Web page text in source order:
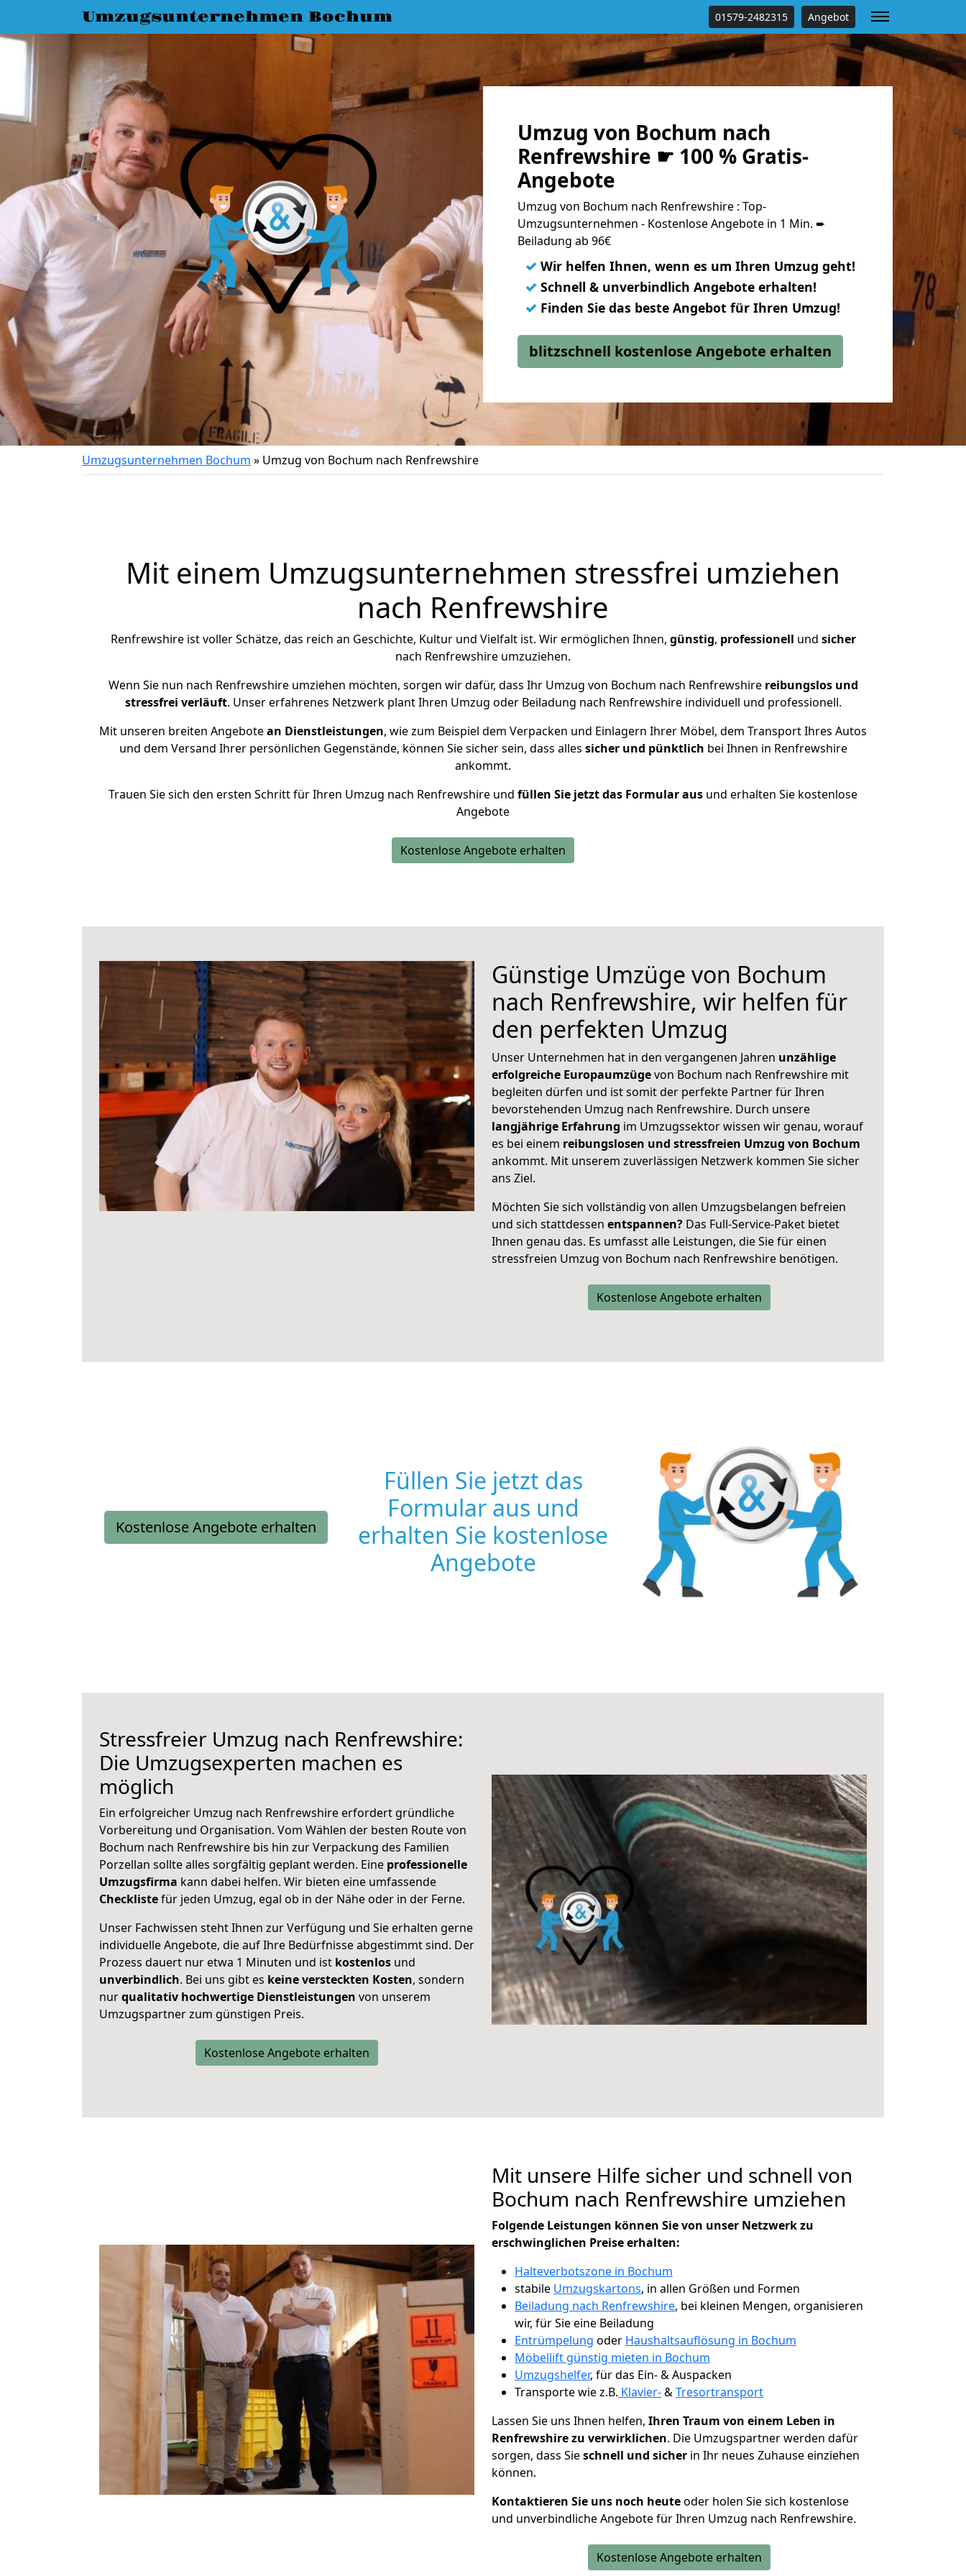
Umzugsunternehmen Bochum 01579-2482315 Angebot
Umzug von Bochum nach
Renfrewshire ☛ 100 % Gratis-
Angebote
Umzug von Bochum nach Renfrewshire : Top-
Umzugsunternehmen - Kostenlose Angebote in 1 Min. ➨
Beiladung ab 96€
✓ Wir helfen Ihnen, wenn es um Ihren Umzug geht!
✓ Schnell & unverbindlich Angebote erhalten!
✓ Finden Sie das beste Angebot für Ihren Umzug!
blitzschnell kostenlose Angebote erhalten
Umzugsunternehmen Bochum » Umzug von Bochum nach Renfrewshire
Mit einem Umzugsunternehmen stressfrei umziehen
nach Renfrewshire
Renfrewshire ist voller Schätze, das reich an Geschichte, Kultur und Vielfalt ist. Wir ermöglichen Ihnen, günstig, professionell und sicher
nach Renfrewshire umzuziehen.
Wenn Sie nun nach Renfrewshire umziehen möchten, sorgen wir dafür, dass Ihr Umzug von Bochum nach Renfrewshire reibungslos und
stressfrei verläuft. Unser erfahrenes Netzwerk plant Ihren Umzug oder Beiladung nach Renfrewshire individuell und professionell.
Mit unseren breiten Angebotean Dienstleistungen, wie zum Beispiel dem Verpacken und Einlagern Ihrer Möbel, dem Transport Ihres Autos
und dem Versand Ihrer persönlichen Gegenstände, können Sie sicher sein, dass alles sicher und pünktlich bei Ihnen in Renfrewshire
ankommt.
Trauen Sie sich den ersten Schritt für Ihren Umzug nach Renfrewshire und füllen Sie jetzt das Formular aus und erhalten Sie kostenlose
Angebote
Kostenlose Angebote erhalten
Günstige Umzüge von Bochum
nach Renfrewshire, wir helfen für
den perfekten Umzug
Unser Unternehmen hat in den vergangenen Jahren unzählige
erfolgreiche Europaumzügevon Bochum nach Renfrewshire mit
begleiten dürfen und ist somit der perfekte Partner für Ihren
bevorstehenden Umzug nach Renfrewshire. Durch unsere
langjährige Erfahrung im Umzugssektor wissen wir genau, worauf
es bei einem reibungslosen und stressfreien Umzug von Bochum
ankommt. Mit unserem zuverlässigen Netzwerk kommen Sie sicher
ans Ziel.
Möchten Sie sich vollständig von allen Umzugsbelangen befreien
und sich stattdessen entspannen? Das Full-Service-Paket bietet
Ihnen genau das. Es umfasst alle Leistungen, die Sie für einen
stressfreien Umzug von Bochum nach Renfrewshire benötigen.
Kostenlose Angebote erhalten
Kostenlose Angebote erhalten
Füllen Sie jetzt das
Formular aus und
erhalten Sie kostenlose
Angebote
Stressfreier Umzug nach Renfrewshire:
Die Umzugsexperten machen es
möglich
Ein erfolgreicher Umzug nach Renfrewshire erfordert gründliche
Vorbereitung und Organisation. Vom Wählen der besten Route von
Bochum nach Renfrewshire bis hin zur Verpackung des Familien
Porzellan sollte alles sorgfältig geplant werden. Eine professionelle
Umzugsfirma kann dabei helfen. Wir bieten eine umfassende
Checklistefür jeden Umzug, egal ob in der Nähe oder in der Ferne.
Unser Fachwissen steht Ihnen zur Verfügung und Sie erhalten gerne
individuelle Angebote, die auf Ihre Bedürfnisse abgestimmt sind. Der
Prozess dauert nur etwa 1 Minuten und ist kostenlos und
unverbindlich. Bei uns gibt es keine versteckten Kosten, sondern
nurqualitativ hochwertige Dienstleistungen von unserem
Umzugspartner zum günstigen Preis.
Kostenlose Angebote erhalten
Mit unsere Hilfe sicher und schnell von
Bochum nach Renfrewshire umziehen
Folgende Leistungen können Sie von unser Netzwerk zu
erschwinglichen Preise erhalten:
Halteverbotszone in Bochum
stabile Umzugskartons, in allen Größen und Formen
Beiladung nach Renfrewshire, bei kleinen Mengen, organisieren
wir, für Sie eine Beiladung
Entrümpelung oder Haushaltsauflösung in Bochum
Möbellift günstig mieten in Bochum
Umzugshelfer, für das Ein- & Auspacken
Transporte wie z.B. Klavier-&Tresortransport
Lassen Sie uns Ihnen helfen, Ihren Traum von einem Leben in
Renfrewshire zu verwirklichen. Die Umzugspartner werden dafür
sorgen, dass Sieschnell und sicher in Ihr neues Zuhause einziehen
können.
Kontaktieren Sie uns noch heuteoder holen Sie sich kostenlose
und unverbindliche Angebote für Ihren Umzug nach Renfrewshire.
Kostenlose Angebote erhalten